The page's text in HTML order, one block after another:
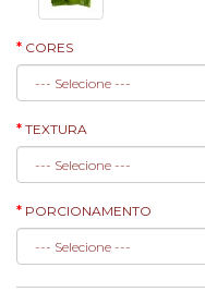
CORES
TEXTURA
PORCIONAMENTO